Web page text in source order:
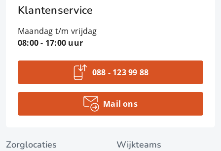
Klantenservice
Maandag t/m vrijdag
08:00 - 17:00 uur
088 - 123 99 88
Mail ons
Zorglocaties Wijkteams